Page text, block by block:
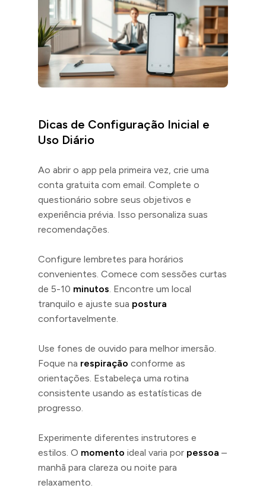
Dicas de Configuração Inicial e
Uso Diário
Ao abrir o app pela primeira vez, crie uma
conta gratuita com email. Complete o
questionário sobre seus objetivos e
experiência prévia. Isso personaliza suas
recomendações.
Configure lembretes para horários
convenientes. Comece com sessões curtas
de 5-10 minutos. Encontre um local
tranquilo e ajuste sua postura
confortavelmente.
Use fones de ouvido para melhor imersão.
Foque na respiração conforme as
orientações. Estabeleça uma rotina
consistente usando as estatísticas de
progresso.
Experimente diferentes instrutores e
estilos. O momento ideal varia por pessoa –
manhã para clareza ou noite para
relaxamento.